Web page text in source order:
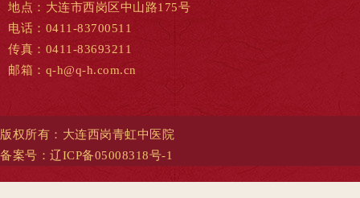
地点：大连市西岗区中山路175号
电话：0411-83700511
传真：0411-83693211
邮箱：q-h@q-h.com.cn
版权所有：大连西岗青虹中医院
备案号： 辽ICP备05008318号-1